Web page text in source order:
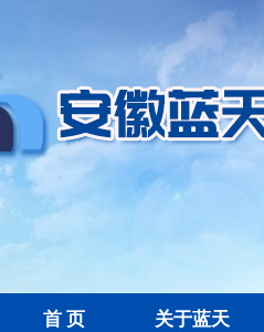
首 页 关于蓝天